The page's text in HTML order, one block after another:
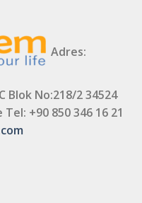
Adres:
Blok No:218/2 34524
Tel: +90 850 346 16 21